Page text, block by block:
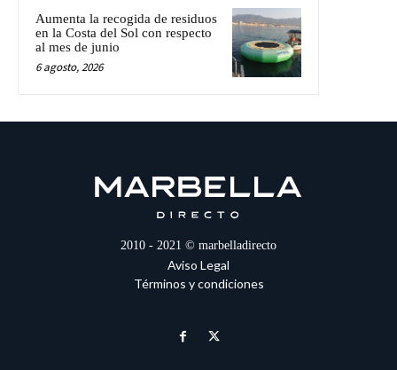
Aumenta la recogida de residuos
en la Costa del Sol con respecto
al mes de junio
6 agosto, 2026
2010 - 2021 © marbelladirecto
Aviso Legal
Términos y condiciones